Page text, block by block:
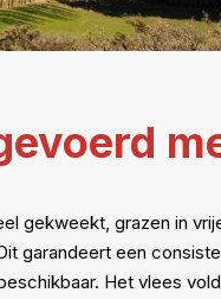
gekweekt, grazen in
garandeert een
Het vlees